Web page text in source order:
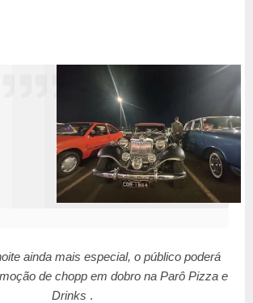
ainda mais especial, o público poderá
de chopp em dobro na Parô Pizza e
Drinks .